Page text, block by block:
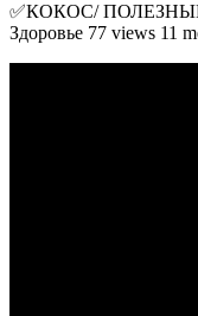
✅КОКОС/
Здоровье 77 views 11